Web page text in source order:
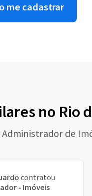
me cadastrar
no Rio
de
contratou
- Imóveis